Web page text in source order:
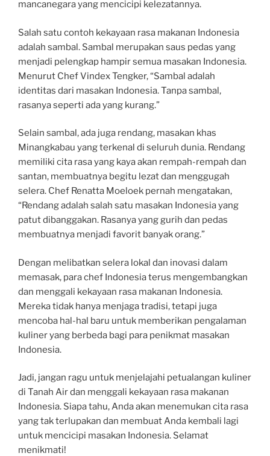
mancanegara yang mencicipi kelezatannya.
Salah satu contoh kekayaan rasa makanan Indonesia
adalah sambal. Sambal merupakan saus pedas yang
menjadi pelengkap hampir semua masakan Indonesia.
Menurut Chef Vindex Tengker, “Sambal adalah
identitas dari masakan Indonesia. Tanpa sambal,
rasanya seperti ada yang kurang.”
Selain sambal, ada juga rendang, masakan khas
Minangkabau yang terkenal di seluruh dunia. Rendang
memiliki cita rasa yang kaya akan rempah-rempah dan
santan, membuatnya begitu lezat dan menggugah
selera. Chef Renatta Moeloek pernah mengatakan,
“Rendang adalah salah satu masakan Indonesia yang
patut dibanggakan. Rasanya yang gurih dan pedas
membuatnya menjadi favorit banyak orang.”
Dengan melibatkan selera lokal dan inovasi dalam
memasak, para chef Indonesia terus mengembangkan
dan menggali kekayaan rasa makanan Indonesia.
Mereka tidak hanya menjaga tradisi, tetapi juga
mencoba hal-hal baru untuk memberikan pengalaman
kuliner yang berbeda bagi para penikmat masakan
Indonesia.
Jadi, jangan ragu untuk menjelajahi petualangan kuliner
di Tanah Air dan menggali kekayaan rasa makanan
Indonesia. Siapa tahu, Anda akan menemukan cita rasa
yang tak terlupakan dan membuat Anda kembali lagi
untuk mencicipi masakan Indonesia. Selamat
menikmati!